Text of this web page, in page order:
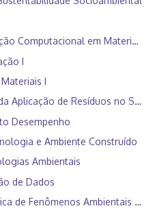
Computacional em Materiais
I
I
de Resíduos no Solo
Desempenho
e Ambiente Construído
Ambientais
de Dados
Ambientais e Aproximação Numérica